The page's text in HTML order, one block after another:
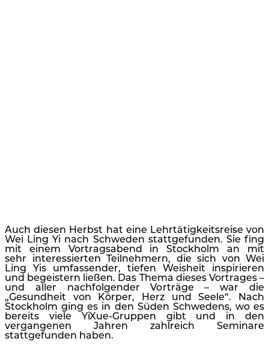
Auch diesen Herbst hat eine Lehrtätigkeitsreise von
Wei Ling Yi nach Schweden stattgefunden. Sie fing
mit einem Vortragsabend in Stockholm an mit
sehr interessierten Teilnehmern, die sich von Wei
Ling Yis umfassender, tiefen Weisheit inspirieren
und begeistern ließen. Das Thema dieses Vortrages –
und aller nachfolgender Vorträge – war die
„Gesundheit von Körper, Herz und Seele“. Nach
Stockholm ging es in den Süden Schwedens, wo es
bereits viele YiXue-Gruppen gibt und in den
vergangenen Jahren zahlreich Seminare
stattgefunden haben.